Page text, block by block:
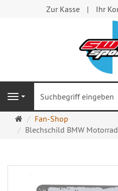
Zur Kasse Ihr
Navigation
Startseite
Fan-Shop
Blechschild BMW